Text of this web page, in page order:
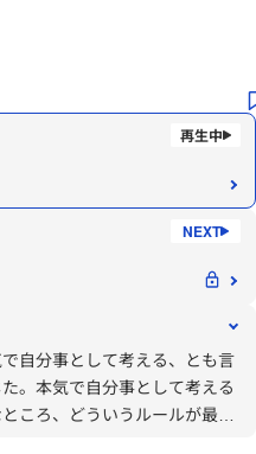
自分事として考える、とも言
。本気で自分事として考える
ころ、どういうルールが最も
えられるのだろう。